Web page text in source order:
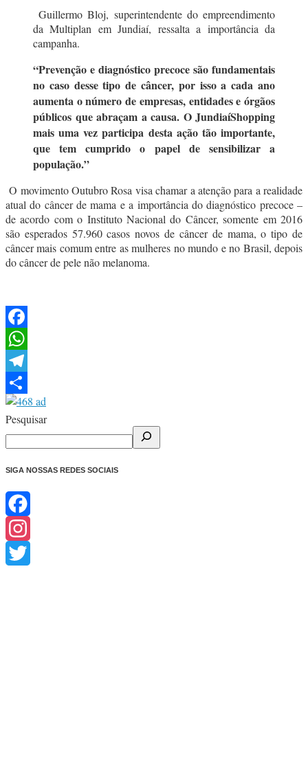
Guillermo Bloj, superintendente do empreendimento
da Multiplan em Jundiaí, ressalta a importância da
campanha.
“Prevenção e diagnóstico precoce são fundamentais
no caso desse tipo de câncer, por isso a cada ano
aumenta o número de empresas, entidades e órgãos
públicos que abraçam a causa. O JundiaíShopping
mais uma vez participa desta ação tão importante,
que tem cumprido o papel de sensibilizar a
população.”
O movimento Outubro Rosa visa chamar a atenção para a realidade
atual do câncer de mama e a importância do diagnóstico precoce –
de acordo com o Instituto Nacional do Câncer, somente em 2016
são esperados 57.960 casos novos de câncer de mama, o tipo de
câncer mais comum entre as mulheres no mundo e no Brasil, depois
do câncer de pele não melanoma.
Facebook
WhatsApp
Telegram
Share
Pesquisar
SIGA NOSSAS REDES SOCIAIS
Facebook
Instagram